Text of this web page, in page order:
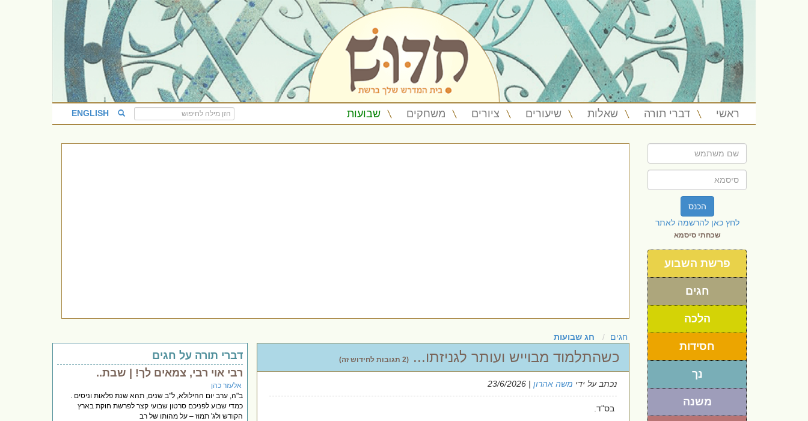
ראשי דברי תורה שאלות שיעורים ציורים משחקים שבועות ENGLISH
הכנס
לחץ כאן להרשמה לאתר
שכחתי סיסמא
פרשת השבוע
חגים
הלכה
חסידות
נך
משנה
חגים חג שבועות
כשהתלמוד מבוייש ועותר לגניזתו... (2 תגובות לחידוש זה)
נכתב על ידי משה אהרון | 23/6/2026
בס"ד.
דברי תורה על חגים
רבי אוי רבי, צמאים לך! | שבת..
אלעזר כהן
ב"ה, ערב יום ההילולא, ל"ב שנים, תהא שנת פלאות וניסים .
כמדי שבוע לפניכם סרטון שבועי קצר לפרשת חוקת בארץ
הקודש ולג' תמוז – על מהותו של רב